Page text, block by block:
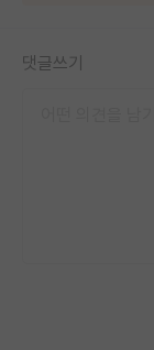
댓글쓰기